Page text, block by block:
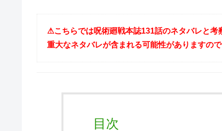
⚠︎こちらでは呪術廻戦本誌131話のネタバレと考
重大なネタバレが含まれる可能性がありますの
目次